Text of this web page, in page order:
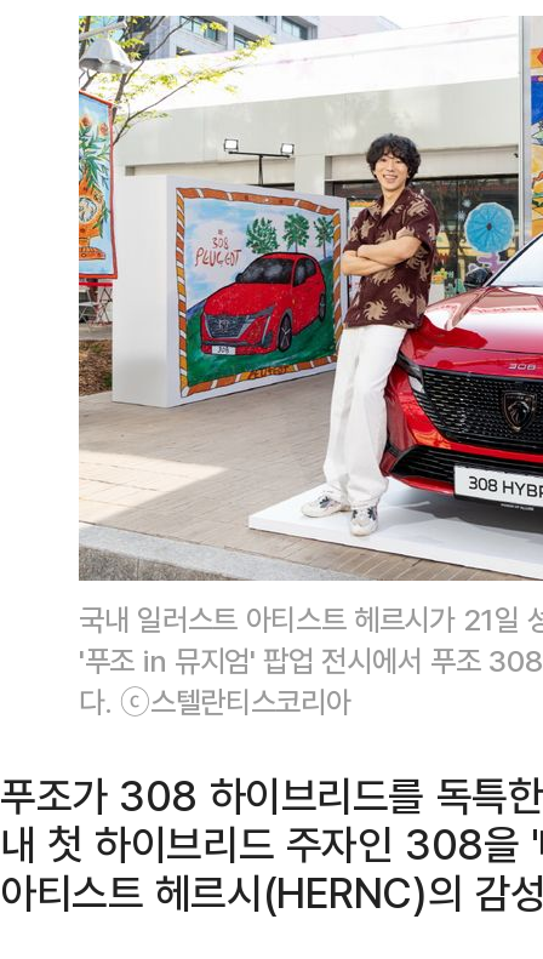
국내 일러스트 아티스트 헤르시가 21일
'푸조 in 뮤지엄' 팝업 전시에서 푸조
다. ⓒ스텔란티스코리아
푸조가 308 하이브리드를 독특
내 첫 하이브리드 주자인 308을
아티스트 헤르시(HERNC)의 감